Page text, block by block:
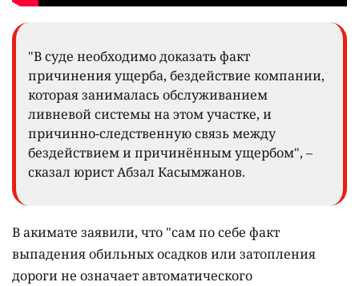
"В суде необходимо доказать факт
причинения ущерба, бездействие компании,
которая занималась обслуживанием
ливневой системы на этом участке, и
причинно-следственную связь между
бездействием и причинённым ущербом", –
сказал юрист Абзал Касымжанов.
В акимате заявили, что "сам по себе факт
выпадения обильных осадков или затопления
дороги не означает автоматического